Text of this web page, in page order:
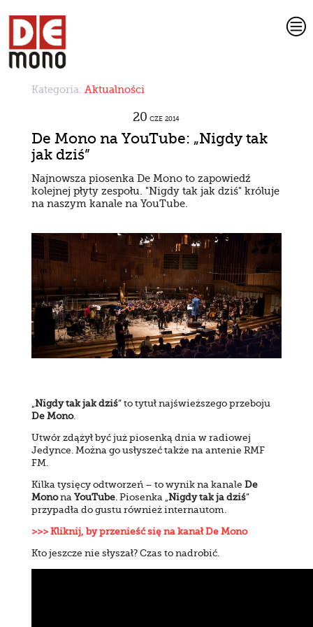
c
Kategoria: Aktualności
20 CZE 2014
De Mono na YouTube: „Nigdy tak
jak dziś”
Najnowsza piosenka De Mono to zapowiedź
kolejnej płyty zespołu. "Nigdy tak jak dziś" króluje
na naszym kanale na YouTube.
„Nigdy tak jak dziś” to tytuł najświeższego przeboju
De Mono.
Utwór zdążył być już piosenką dnia w radiowej
Jedynce. Można go usłyszeć także na antenie RMF
FM.
Kilka tysięcy odtworzeń – to wynik na kanale De
Monona YouTube. Piosenka „Nigdy tak ja dziś”
przypadła do gustu również internautom.
>>> Kliknij, by przenieść się na kanał De Mono
Kto jeszcze nie słyszał? Czas to nadrobić.